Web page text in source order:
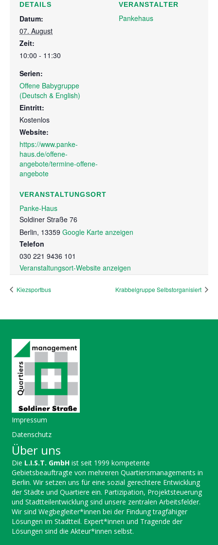
DETAILS
Datum:
07. August
Zeit:
10:00 - 11:30
Serien:
Offene Babygruppe
(Deutsch & English)
Eintritt:
Kostenlos
Website:
https://www.panke-
haus.de/offene-
angebote/termine-offene-
angebote
VERANSTALTUNGSORT
Panke-Haus
Soldiner Straße 76
Berlin, 13359 Google Karte anzeigen
Telefon
030 221 9436 101
Veranstaltungsort-Website anzeigen
VERANSTALTER
Pankehaus
Kiezsportbus Krabbelgruppe Selbstorganisiert
Impressum
Datenschutz
Über uns
Die L.I.S.T. GmbH ist seit 1999 kompetente
Gebietsbeauftragte von mehreren Quartiersmanagements in
Berlin. Wir setzen uns für eine sozial gerechtere Entwicklung
der Städte und Quartiere ein. Partizipation, Projektsteuerung
und Stadtteilentwicklung sind unsere zentralen Arbeitsfelder.
Wir sind Wegbegleiter*innen bei der Findung tragfähiger
Lösungen im Stadtteil. Expert*innen und Tragende der
Lösungen sind die Akteur*innen selbst.